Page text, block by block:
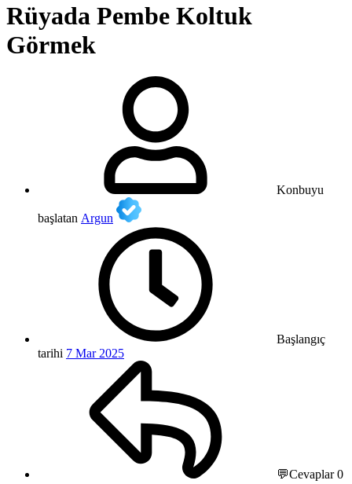
Rüyada Pembe Koltuk
Görmek
Konbuyu
başlatan Argun
Başlangıç
tarihi 7 Mar 2025
💬Cevaplar0